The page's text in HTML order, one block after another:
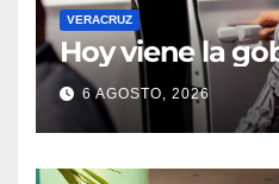
VERACRUZ
Hoy viene la
6 AGOSTO, 2026